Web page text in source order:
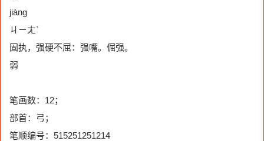
jiàng
ㄐㄧㄤˋ
固执，强硬不屈：强嘴。倔强。
弱
笔画数：12；
部首：弓；
笔顺编号：515251251214